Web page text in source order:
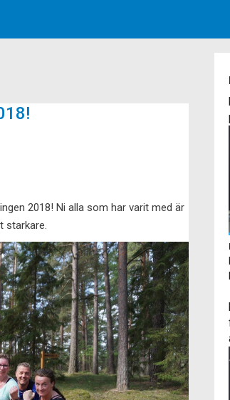
2018! Ni alla som har varit med är
starkare.